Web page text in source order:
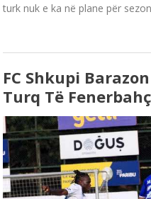
turk nuk e ka në plane për
FC Shkupi
Turq Të